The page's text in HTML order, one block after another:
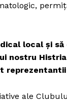
local și
nostru
ale